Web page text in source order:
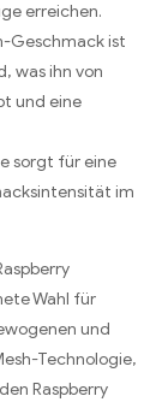
erreichen.
Geschmack ist
was ihn von
und eine
sorgt für eine
im
Wahl für
und
Technologie,
Raspberry